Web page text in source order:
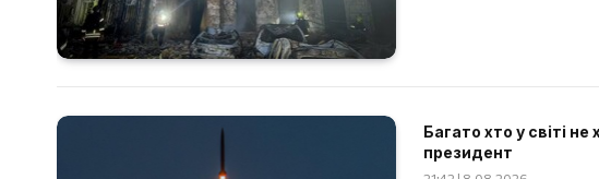
Багато хто у світі
президент